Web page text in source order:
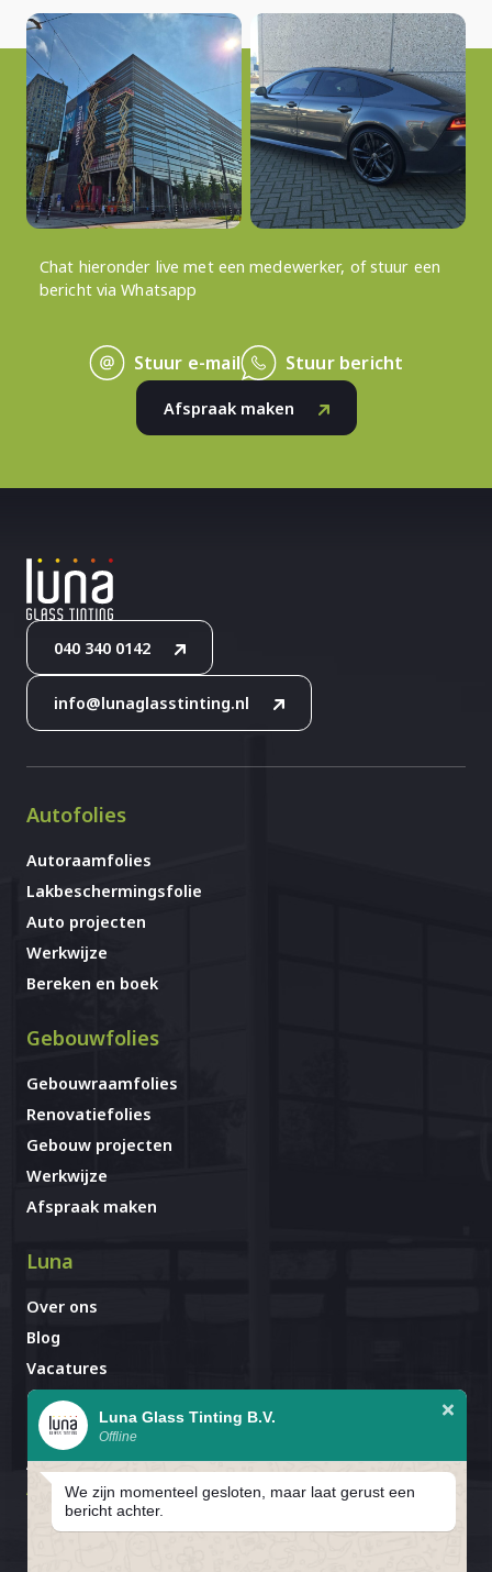
Chat hieronder live met een medewerker, of stuur een
bericht via Whatsapp
Stuur e-mail Stuur bericht
Afspraak maken
040 340 0142
info@lunaglasstinting.nl
Afspraak al gemaakt?
Avignonlaan 67
5627 GA Eindhoven
Autofolies
Autoraamfolies
Lakbeschermingsfolie
Auto projecten
Werkwijze
Bereken en boek
Gebouwfolies
Gebouwraamfolies
Renovatiefolies
Gebouw projecten
Werkwijze
Afspraak maken
Luna
Over ons
Blog
Vacatures
Contact
Luna Glass Tinting B.V.
Offline
We zijn momenteel gesloten, maar laat gerust een
bericht achter.